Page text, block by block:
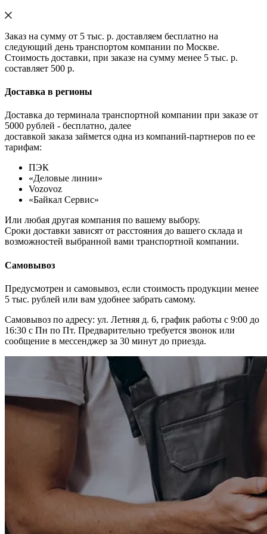
Заказ на сумму от 5 тыс. р. доставляем бесплатно на
следующий день транспортом компании по Москве.
Стоимость доставки, при заказе на сумму менее 5 тыс. р.
составляет 500 р.
Доставка в регионы
Доставка до терминала транспортной компании при заказе от
5000 рублей - бесплатно, далее
доставкой заказа займется одна из компаний-партнеров по ее
тарифам:
ПЭК
«Деловые линии»
Vozovoz
«Байкал Сервис»
Или любая другая компания по вашему выбору.
Сроки доставки зависят от расстояния до вашего склада и
возможностей выбранной вами транспортной компании.
Самовывоз
Предусмотрен и самовывоз, если стоимость продукции менее
5 тыс. рублей или вам удобнее забрать самому.
Самовывоз по адресу: ул. Летняя д. 6, график работы с 9:00 до
16:30 с Пн по Пт. Предварительно требуется звонок или
сообщение в мессенджер за 30 минут до приезда.